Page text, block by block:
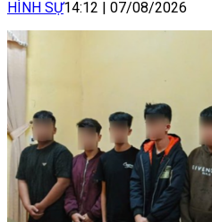
HÌNH SỰ14:12 07/08/2026